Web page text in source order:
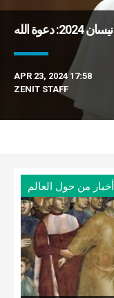
APR 23, 2024 17:58
ZENIT STAFF
أخبار من حول العالم